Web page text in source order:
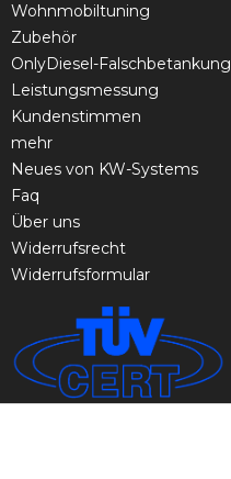
Wohnmobiltuning
Zubehör
OnlyDiesel-Falschbetankung
Leistungsmessung
Kundenstimmen
mehr
Neues von KW-Systems
Faq
Über uns
Widerrufsrecht
Widerrufsformular